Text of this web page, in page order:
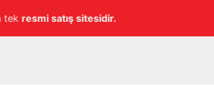
alt limitsiz %3 EKSTRA İNDİRİM!